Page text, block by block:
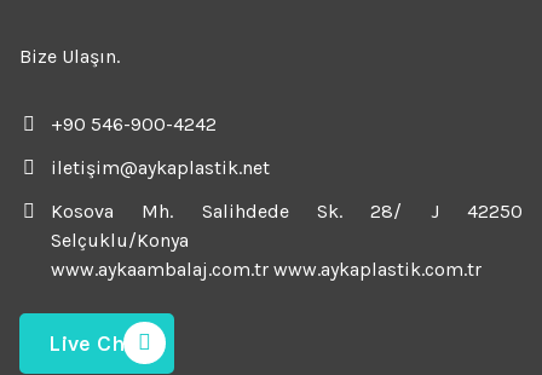
Bize Ulaşın.
+90 546-900-4242
iletişim@aykaplastik.net
Kosova Mh. Salihdede Sk. 28/ J 42250
Selçuklu/Konya
www.aykaambalaj.com.tr www.aykaplastik.com.tr
Live Chat